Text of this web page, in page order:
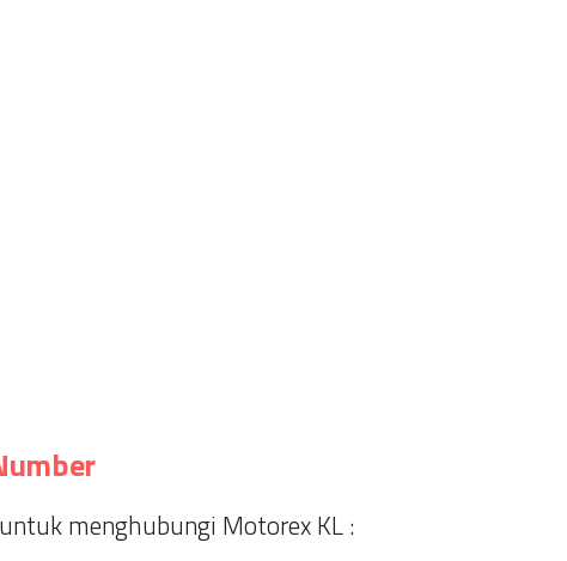
menghubungi Motorex KL :